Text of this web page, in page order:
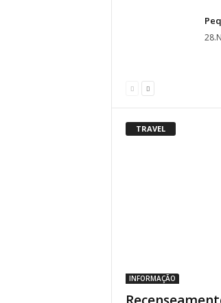
TRAVEL
INFORMAÇÃO